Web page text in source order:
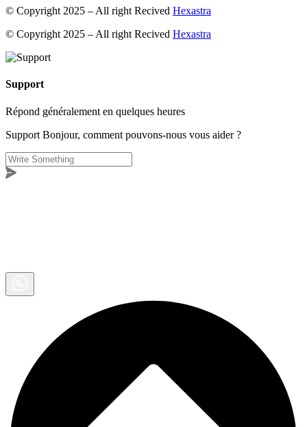
© Copyright 2025 – All right Recived Hexastra
© Copyright 2025 – All right Recived Hexastra
Support
Répond généralement en quelques heures
Support Bonjour, comment pouvons-nous vous aider ?